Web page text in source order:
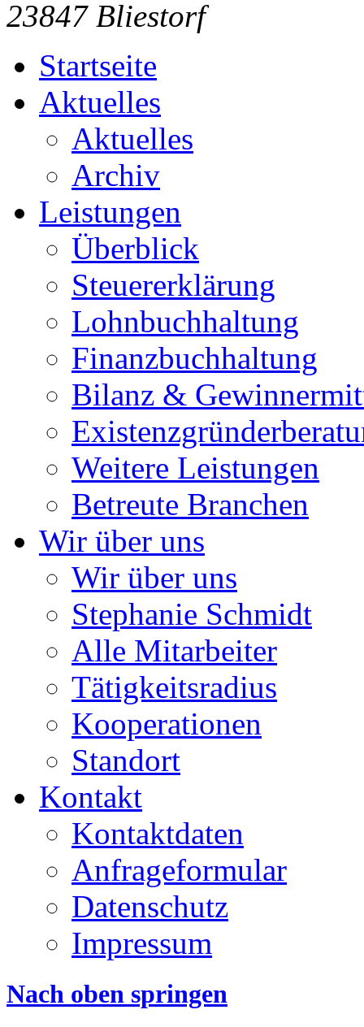
23847 Bliestorf
Startseite
Aktuelles
Aktuelles
Archiv
Leistungen
Überblick
Steuererklärung
Lohnbuchhaltung
Finanzbuchhaltung
Bilanz &
Weitere Leistungen
Betreute Branchen
Wir über uns
Wir über uns
Stephanie Schmidt
Alle Mitarbeiter
Tätigkeitsradius
Kooperationen
Standort
Kontakt
Kontaktdaten
Anfrageformular
Datenschutz
Impressum
Nach oben springen